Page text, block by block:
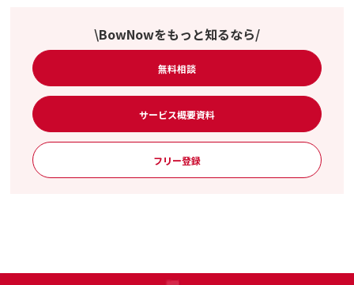
\BowNowをもっと知るなら/
無料相談
サービス概要資料
フリー登録